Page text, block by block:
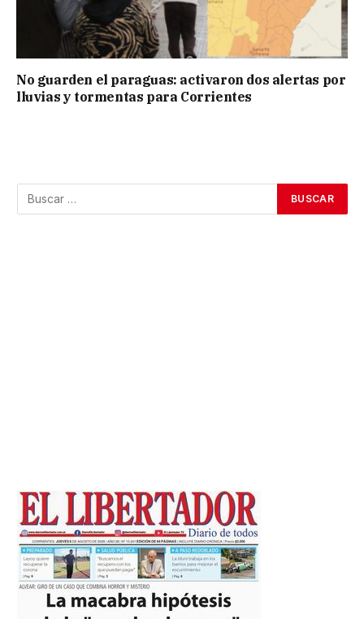
No guarden el paraguas: activaron dos alertas por
lluvias y tormentas para Corrientes